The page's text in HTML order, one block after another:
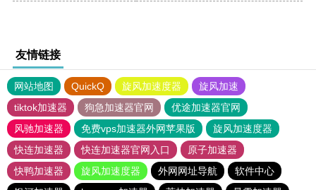
友情链接
网站地图 QuickQ 旋风加速度器
旋风加速
tiktok加速器
狗急加速器官网
优途加速器官网
风驰加速器
免费vps加速器外网苹果版
旋风加速度器
快连加速器
快连加速器官网入口
原子加速器
快鸭加速器
旋风加速度器 外网网址导航
软件中心